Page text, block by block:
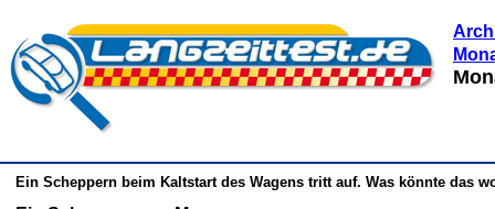
Ein Scheppern beim Kaltstart des Wagens tritt auf. Was könnte das